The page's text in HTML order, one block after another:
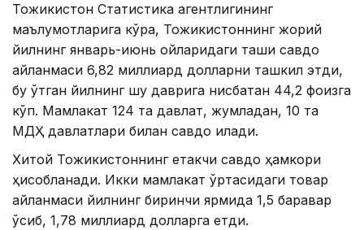
Тожикистон Статистика агентлигининг
маълумотларига кўра, Тожикистоннинг жорий
йилнинг январь-июнь ойларидаги ташқи савдо
айланмаси 6,82 миллиард долларни ташкил этди,
бу ўтган йилнинг шу даврига нисбатан 44,2 фоизга
кўп. Мамлакат 124 та давлат, жумладан, 10 та
МДҲ давлатлари билан савдо қилади.
Хитой Тожикистоннинг етакчи савдо ҳамкори
ҳисобланади. Икки мамлакат ўртасидаги товар
айланмаси йилнинг биринчи ярмида 1,5 баравар
ўсиб, 1,78 миллиард долларга етди.